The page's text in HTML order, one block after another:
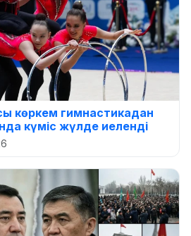
көркем гимнастикадан
күміс жүлде иеленді